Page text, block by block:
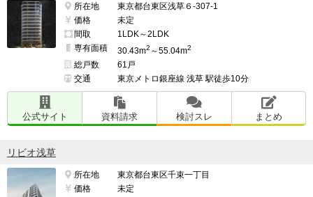
所在地
東京都台東区浅草６-307-1
価格
未定
間取
1LDK～2LDK
専有面積
30.43m2 ～55.04m2
総戸数
61戸
交通
東京メトロ銀座線 浅草 駅徒歩10分
公式サイト 資料請求 検討スレ まとめ
リビオ浅草
所在地
東京都台東区千束一丁目
価格
未定